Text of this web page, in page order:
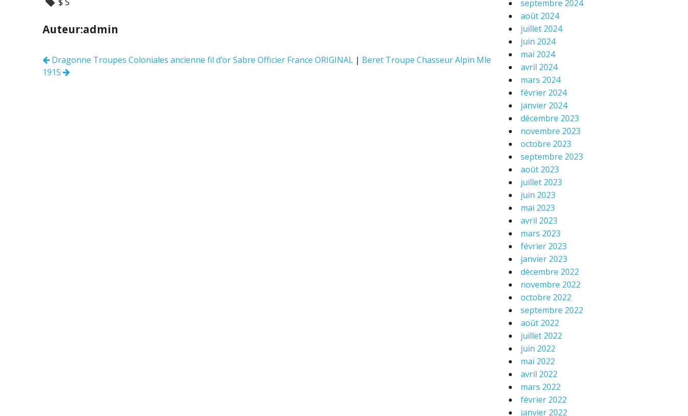
e
b
o
k
er l
Auteur:admin
Navigation
des
Dragonne Troupes Coloniales ancienne fil d’or Sabre Officier France ORIGINAL | Beret Troupe Chasseur Alpin Mle
1915
septembre 2024
août 2024
juillet 2024
juin 2024
mai 2024
avril 2024
mars 2024
février 2024
janvier 2024
décembre 2023
novembre 2023
octobre 2023
septembre 2023
août 2023
juillet 2023
juin 2023
mai 2023
avril 2023
mars 2023
février 2023
janvier 2023
décembre 2022
novembre 2022
octobre 2022
septembre 2022
août 2022
juillet 2022
juin 2022
mai 2022
avril 2022
mars 2022
février 2022
janvier 2022